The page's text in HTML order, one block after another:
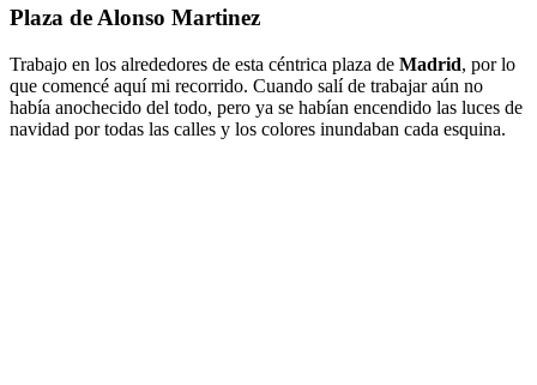
Plaza de Alonso Martinez
Trabajo en los alrededores de esta céntrica plaza de Madrid, por lo
que comencé aquí mi recorrido. Cuando salí de trabajar aún no
había anochecido del todo, pero ya se habían encendido las luces de
navidad por todas las calles y los colores inundaban cada esquina.